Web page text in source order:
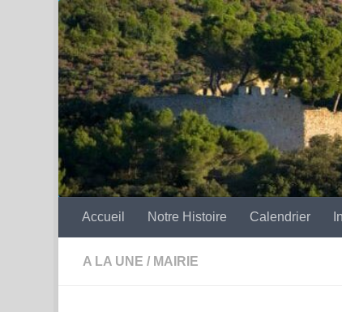
Skip to content
Accueil Notre Histoire Calendrier
A LA UNE / MAIRIE